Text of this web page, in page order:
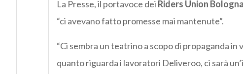
La Presse, il portavoce dei Riders Union
“ci avevano fatto promesse mai mantenute”.
“Ci sembra un teatrino a scopo di propaganda
quanto riguarda i lavoratori Deliveroo, ci sarà